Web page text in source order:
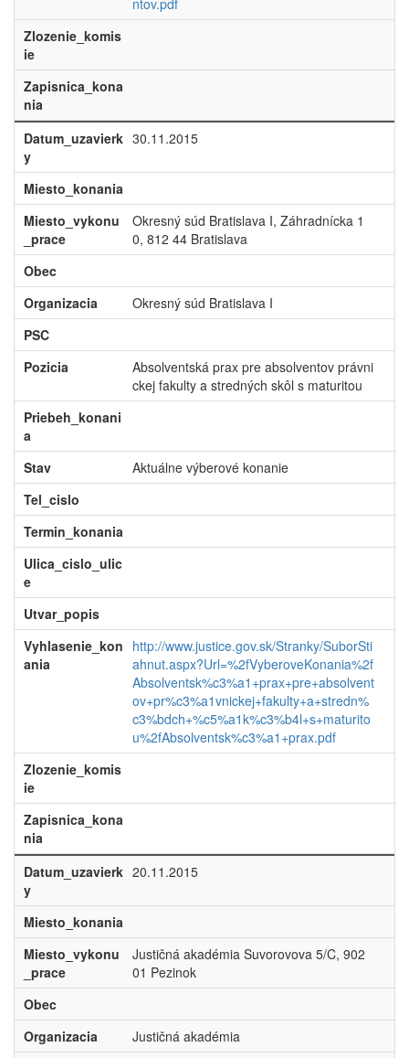
ntov.pdf
Zlozenie_komis
ie
Zapisnica_kona
nia
Datum_uzavierk
y
30.11.2015
Miesto_konania
Miesto_vykonu
_prace
Okresný súd Bratislava I, Záhradnícka 1
0, 812 44 Bratislava
Obec
Organizacia
Okresný súd Bratislava I
PSC
Pozicia
Absolventská prax pre absolventov právni
ckej fakulty a stredných skôl s maturitou
Priebeh_konani
a
Stav
Aktuálne výberové konanie
Tel_cislo
Termin_konania
Ulica_cislo_ulic
e
Utvar_popis
Vyhlasenie_kon
ania
http://www.justice.gov.sk/Stranky/SuborSti
ahnut.aspx?Url=%2fVyberoveKonania%2f
Absolventsk%c3%a1+prax+pre+absolvent
ov+pr%c3%a1vnickej+fakulty+a+stredn%
c3%bdch+%c5%a1k%c3%b4l+s+maturito
u%2fAbsolventsk%c3%a1+prax.pdf
Zlozenie_komis
ie
Zapisnica_kona
nia
Datum_uzavierk
y
20.11.2015
Miesto_konania
Miesto_vykonu
_prace
Justičná akadémia Suvorovova 5/C, 902
01 Pezinok
Obec
Organizacia
Justičná akadémia